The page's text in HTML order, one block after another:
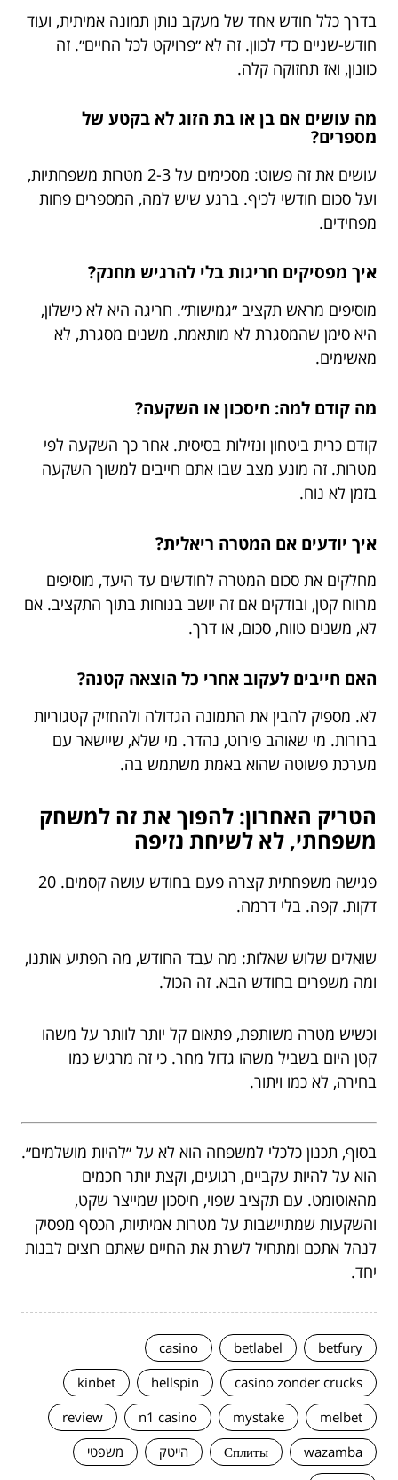
בדרך כלל חודש אחד של מעקב נותן תמונה אמיתית, ועוד
חודש-שניים כדי לכוון. זה לא ״פרויקט לכל החיים״. זה
כוונון, ואז תחזוקה קלה.
מה עושים אם בן או בת הזוג לא בקטע של
מספרים?
עושים את זה פשוט: מסכימים על 2-3 מטרות משפחתיות,
ועל סכום חודשי לכיף. ברגע שיש למה, המספרים פחות
מפחידים.
איך מפסיקים חריגות בלי להרגיש מחנק?
מוסיפים מראש תקציב ״גמישות״. חריגה היא לא כישלון,
היא סימן שהמסגרת לא מותאמת. משנים מסגרת, לא
מאשימים.
מה קודם למה: חיסכון או השקעה?
קודם כרית ביטחון ונזילות בסיסית. אחר כך השקעה לפי
מטרות. זה מונע מצב שבו אתם חייבים למשוך השקעה
בזמן לא נוח.
איך יודעים אם המטרה ריאלית?
מחלקים את סכום המטרה לחודשים עד היעד, מוסיפים
מרווח קטן, ובודקים אם זה יושב בנוחות בתוך התקציב. אם
לא, משנים טווח, סכום, או דרך.
האם חייבים לעקוב אחרי כל הוצאה קטנה?
לא. מספיק להבין את התמונה הגדולה ולהחזיק קטגוריות
ברורות. מי שאוהב פירוט, נהדר. מי שלא, שיישאר עם
מערכת פשוטה שהוא באמת משתמש בה.
הטריק האחרון: להפוך את זה למשחק
משפחתי, לא לשיחת נזיפה
פגישה משפחתית קצרה פעם בחודש עושה קסמים. 20
דקות. קפה. בלי דרמה.
שואלים שלוש שאלות: מה עבד החודש, מה הפתיע אותנו,
ומה משפרים בחודש הבא. זה הכול.
וכשיש מטרה משותפת, פתאום קל יותר לוותר על משהו
קטן היום בשביל משהו גדול מחר. כי זה מרגיש כמו
בחירה, לא כמו ויתור.
בסוף, תכנון כלכלי למשפחה הוא לא על ״להיות מושלמים״.
הוא על להיות עקביים, רגועים, וקצת יותר חכמים
מהאוטומט. עם תקציב שפוי, חיסכון שמייצר שקט,
והשקעות שמתיישבות על מטרות אמיתיות, הכסף מפסיק
לנהל אתכם ומתחיל לשרת את החיים שאתם רוצים לבנות
יחד.
betfury
betlabel
casino
casino zonder crucks
hellspin
kinbet
melbet
mystake
n1 casino
review
wazamba
Сплиты הייטק
משפטי